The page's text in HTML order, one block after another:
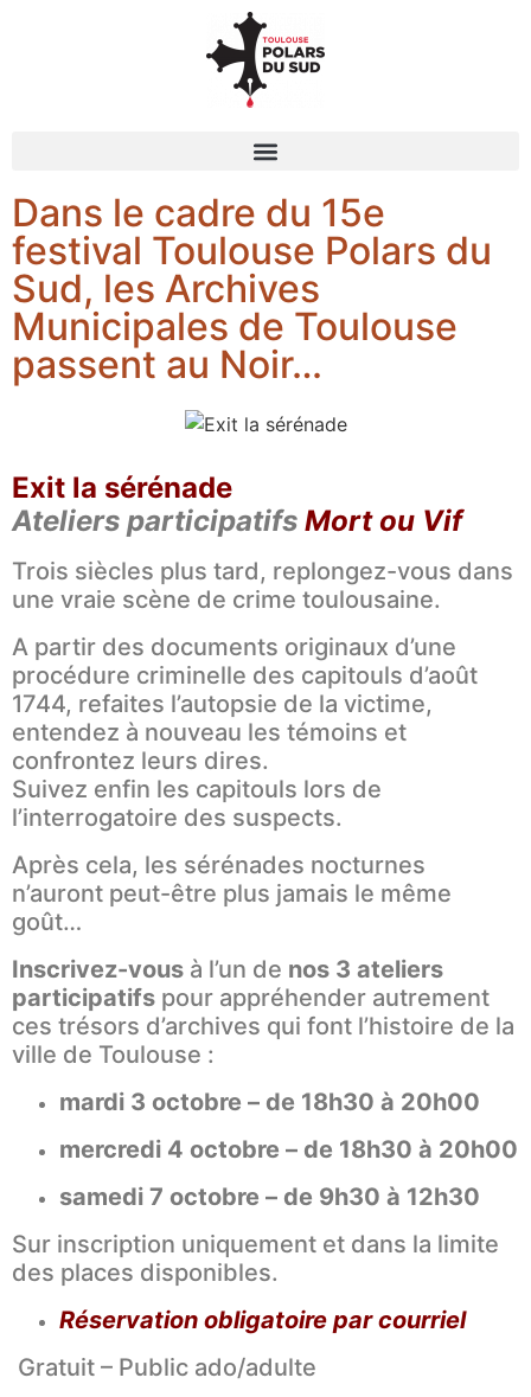
Dans le cadre du 15e
festival Toulouse Polars du
Sud, les Archives
Municipales de Toulouse
passent au Noir…
Exit la sérénade
Ateliers participatifs Mort ou Vif
Trois siècles plus tard, replongez-vous dans
une vraie scène de crime toulousaine.
A partir des documents originaux d’une
procédure criminelle des capitouls d’août
1744, refaites l’autopsie de la victime,
entendez à nouveau les témoins et
confrontez leurs dires.
Suivez enfin les capitouls lors de
l’interrogatoire des suspects.
Après cela, les sérénades nocturnes
n’auront peut-être plus jamais le même
goût…
Inscrivez-vous à l’un de nos 3 ateliers
participatifs pour appréhender autrement
ces trésors d’archives qui font l’histoire de la
ville de Toulouse :
mardi 3 octobre – de 18h30 à 20h00
mercredi 4 octobre – de 18h30 à 20h00
samedi 7 octobre – de 9h30 à 12h30
Sur inscription uniquement et dans la limite
des places disponibles.
Réservation obligatoire par courriel
Gratuit – Public ado/adulte